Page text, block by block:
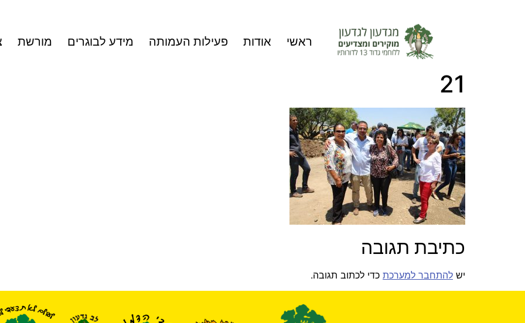
ראשי אודות פעילות העמותה מידע לבוגרים מורשת
21
כתיבת תגובה
יש להתחבר למערכת כדי לכתוב תגובה.